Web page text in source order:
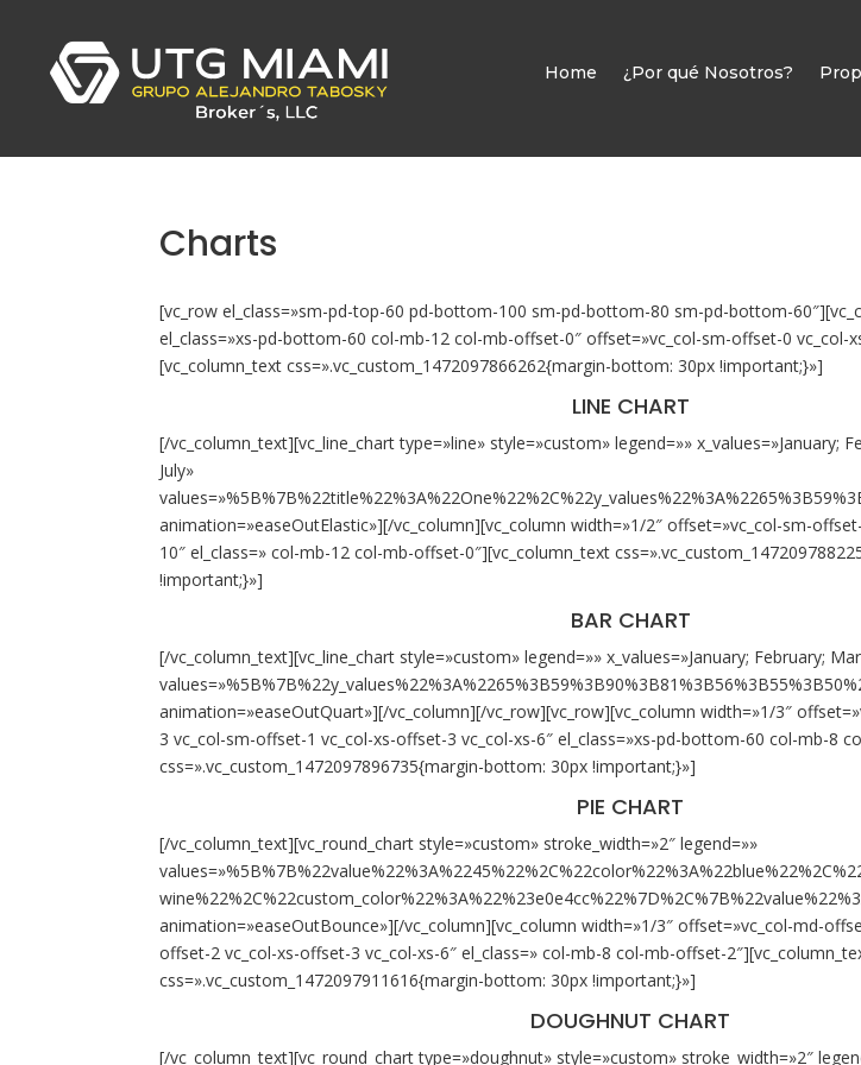
Home ¿Por qué Nosotros?
Charts
[vc_row el_class=»sm-pd-top-60 pd-bottom-100 sm-pd-bottom-80 sm-pd-bottom-
el_class=»xs-pd-bottom-60 col-mb-12 col-mb-offset-0″ offset=»vc_col-sm-offset-0 vc_col-
[vc_column_text css=».vc_custom_1472097866262{margin-bottom: 30px !important;}»]
LINE CHART
[/vc_column_text][vc_line_chart type=»line» style=»custom» legend=»» x_values=»January;
July»
animation=»easeOutElastic»][/vc_column][vc_column width=»1/2″ offset=»vc_col-sm-
10″ el_class=» col-mb-12 col-mb-offset-0″][vc_column_text
!important;}»]
BAR CHART
[/vc_column_text][vc_line_chart style=»custom» legend=»» x_values=»January; February;
animation=»easeOutQuart»][/vc_column][/vc_row][vc_row][vc_column width=»1/3″
3 vc_col-sm-offset-1 vc_col-xs-offset-3 vc_col-xs-6″ el_class=»xs-pd-bottom-60 col-mb-8
css=».vc_custom_1472097896735{margin-bottom: 30px !important;}»]
PIE CHART
[/vc_column_text][vc_round_chart style=»custom» stroke_width=»2″ legend=»»
animation=»easeOutBounce»][/vc_column][vc_column width=»1/3″ offset=»vc_col-md-
offset-2 vc_col-xs-offset-3 vc_col-xs-6″ el_class=» col-mb-8 col-mb-offset-
css=».vc_custom_1472097911616{margin-bottom: 30px !important;}»]
DOUGHNUT CHART
[/vc_column_text][vc_round_chart type=»doughnut» style=»custom» stroke_width=»2″